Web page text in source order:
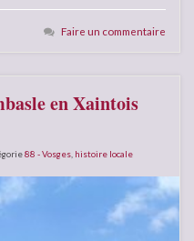
Faire un commentaire
en Xaintois
88 - Vosges histoire locale